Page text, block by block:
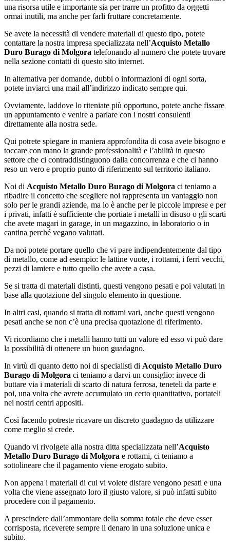
una risorsa utile e importante sia per trarre un profitto da oggetti
ormai inutili, ma anche per farli fruttare concretamente.
Se avete la necessità di vendere materiali di questo tipo, potete
contattare la nostra impresa specializzata nell’Acquisto Metallo
Duro Burago di Molgora telefonando al numero che potete trovare
nella sezione contatti di questo sito internet.
In alternativa per domande, dubbi o informazioni di ogni sorta,
potete inviarci una mail all’indirizzo indicato sempre qui.
Ovviamente, laddove lo riteniate più opportuno, potete anche fissare
un appuntamento e venire a parlare con i nostri consulenti
direttamente alla nostra sede.
Qui potrete spiegare in maniera approfondita di cosa avete bisogno e
toccare con mano la grande professionalità e l’abilità in questo
settore che ci contraddistinguono dalla concorrenza e che ci hanno
reso un vero e proprio punto di riferimento sul territorio italiano.
Noi di Acquisto Metallo Duro Burago di Molgora ci teniamo a
ribadire il concetto che scegliere noi rappresenta un vantaggio non
solo per le grandi aziende, ma lo è anche per le piccole imprese e per
i privati, infatti è sufficiente che portiate i metalli in disuso o gli scarti
che avete magari in garage, in un magazzino, in laboratorio o in
cantina perché vegano valutati.
Da noi potete portare quello che vi pare indipendentemente dal tipo
di metallo, come ad esempio: le lattine vuote, i rottami, i ferri vecchi,
pezzi di lamiere e tutto quello che avete a casa.
Se si tratta di materiali distinti, questi vengono pesati e poi valutati in
base alla quotazione del singolo elemento in questione.
In altri casi, quando si tratta di rottami vari, anche questi vengono
pesati anche se non c’è una precisa quotazione di riferimento.
Vi ricordiamo che i metalli hanno tutti un valore ed esso vi può dare
la possibilità di ottenere un buon guadagno.
In virtù di quanto detto noi di specialisti di Acquisto Metallo Duro
Burago di Molgora ci teniamo a darvi un consiglio: invece di
buttare via i materiali di scarto di natura ferrosa, teneteli da parte e
poi, una volta che avrete accumulato un certo quantitativo, portateli
nei nostri centri appositi.
Così facendo potreste ricavare un discreto guadagno da utilizzare
come meglio si crede.
Quando vi rivolgete alla nostra ditta specializzata nell’Acquisto
Metallo Duro Burago di Molgora e rottami, ci teniamo a
sottolineare che il pagamento viene erogato subito.
Non appena i materiali di cui vi volete disfare vengono pesati e una
volta che viene assegnato loro il giusto valore, si può infatti subito
procedere con il pagamento.
A prescindere dall’ammontare della somma totale che deve esser
corrisposta, riceverete sempre il denaro in una soluzione unica e
subito.